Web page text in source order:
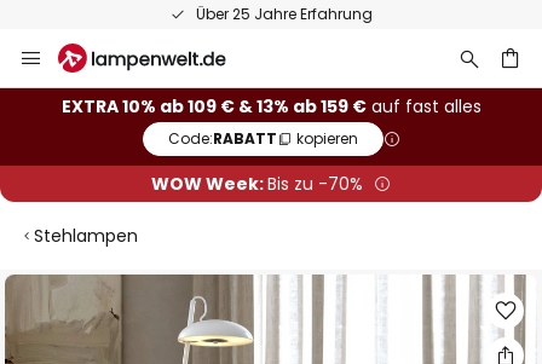
50 Tage kostenlose Retoure
Inhalt
springen
EXTRA 10% ab 109 € & 13% ab 159 €auf fast alles
Code:RABATT kopieren
WOW Week:Bis zu -70%
Stehlampen
Zum
Ende
der